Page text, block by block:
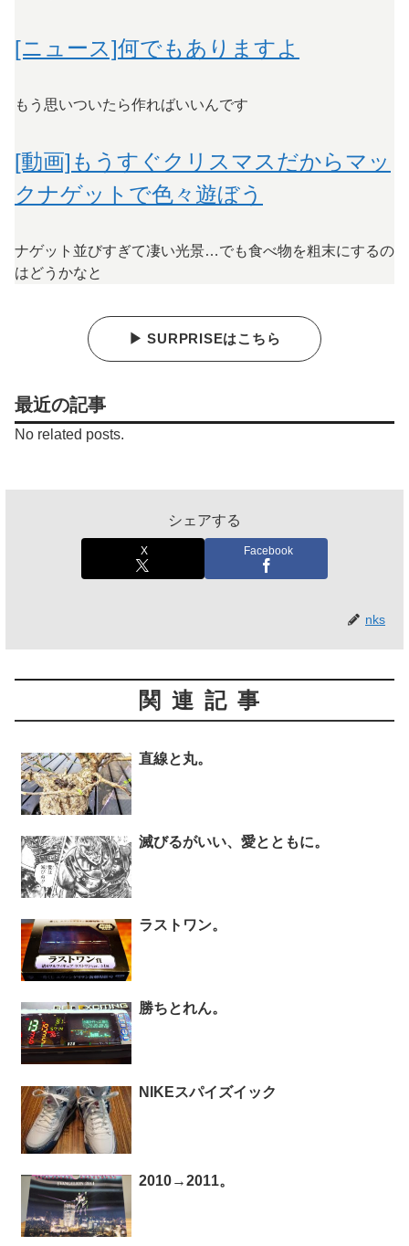
[ニュース]何でもありますよ
もう思いついたら作ればいいんです
[動画]もうすぐクリスマスだからマッ
クナゲットで色々遊ぼう
ナゲット並びすぎて凄い光景…でも食べ物を粗末にするの
はどうかなと
▶ SURPRISEはこちら
最近の記事
No related posts.
シェアする
X Facebook
nks
関連記事
直線と丸。
滅びるがいい、愛とともに。
ラストワン。
勝ちとれん。
NIKEスパイズイック
2010→2011。